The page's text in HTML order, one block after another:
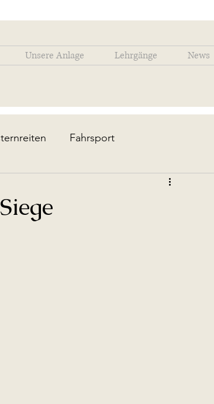
Unsere Anlage Lehrgänge News
Fahrsport